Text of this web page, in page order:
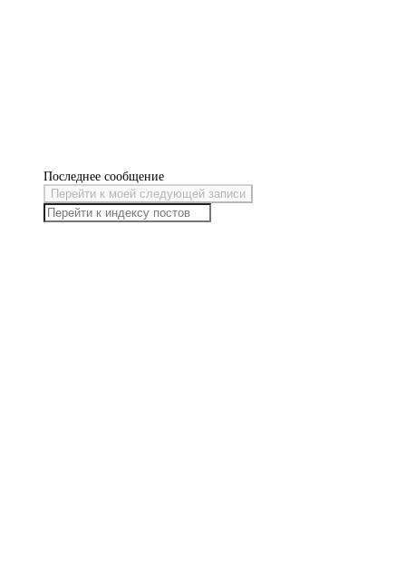
Последнее сообщение
Перейти к моей следующей записи